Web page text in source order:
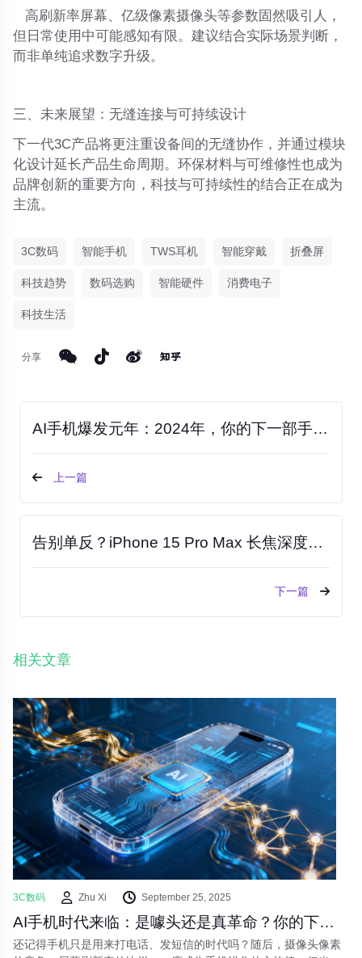
高刷新率屏幕、亿级像素摄像头等参数固然吸引人，
但日常使用中可能感知有限。建议结合实际场景判断，
而非单纯追求数字升级。
三、未来展望：无缝连接与可持续设计
下一代3C产品将更注重设备间的无缝协作，并通过模块
化设计延长产品生命周期。环保材料与可维修性也成为
品牌创新的重要方向，科技与可持续性的结合正在成为
主流。
3C数码 智能手机 TWS耳机 智能穿戴 折叠屏
科技趋势 数码选购 智能硬件 消费电子
科技生活
分享
AI手机爆发元年：2024年，你的下一部手机真能“思考”了吗？
上一篇
告别单反？iPhone 15 Pro Max 长焦深度体验：它如何重塑手机摄影的边界
下一篇
相关文章
3C数码 Zhu Xi September 25, 2025
AI手机时代来临：是噱头还是真革命？你的下一部手机将如何思考
还记得手机只是用来打电话、发短信的时代吗？随后，摄像头像素